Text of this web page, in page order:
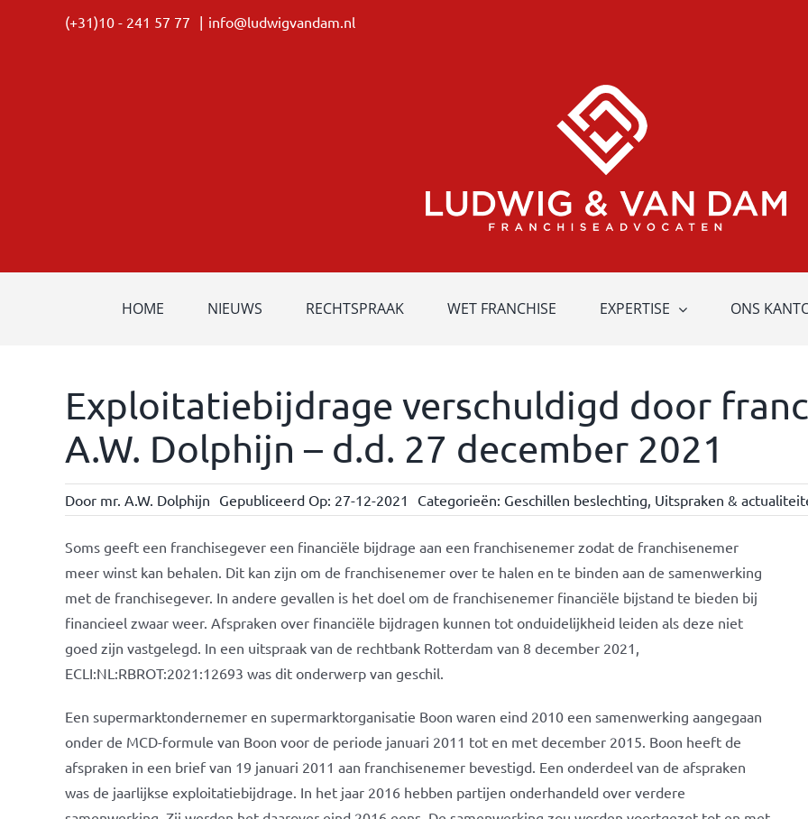
(+31)10 - 241 57 77 | info@ludwigvandam.nl
HOME NIEUWS RECHTSPRAAK WET FRANCHISE EXPERTISE ONS
Exploitatiebijdrage verschuldigd door
A.W. Dolphijn – d.d. 27 december 2021
Door mr. A.W. Dolphijn Gepubliceerd Op: 27-12-2021 Categorieën: Geschillen beslechting, Uitspraken &
Soms geeft een franchisegever een financiële bijdrage aan een franchisenemer zodat de franchisenemer
meer winst kan behalen. Dit kan zijn om de franchisenemer over te halen en te binden aan de samenwerking
met de franchisegever. In andere gevallen is het doel om de franchisenemer financiële bijstand te bieden bij
financieel zwaar weer. Afspraken over financiële bijdragen kunnen tot onduidelijkheid leiden als deze niet
goed zijn vastgelegd. In een uitspraak van de rechtbank Rotterdam van 8 december 2021,
ECLI:NL:RBROT:2021:12693 was dit onderwerp van geschil.
Een supermarktondernemer en supermarktorganisatie Boon waren eind 2010 een samenwerking aangegaan
onder de MCD-formule van Boon voor de periode januari 2011 tot en met december 2015. Boon heeft de
afspraken in een brief van 19 januari 2011 aan franchisenemer bevestigd. Een onderdeel van de afspraken
was de jaarlijkse exploitatiebijdrage. In het jaar 2016 hebben partijen onderhandeld over verdere